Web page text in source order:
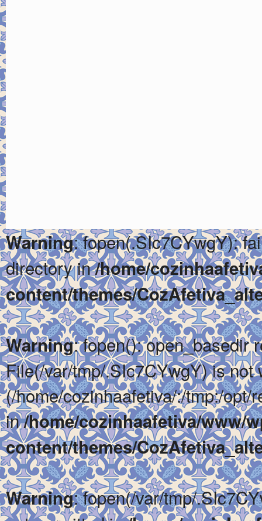
Warning: fopen(.SIc7CYwgY):
directory in/home/
content/themes/
Warning: fopen(): open_basedir
File(/var/tmp/.SIc7CYwgY) is
(/home/cozinhaafetiva/:/tmp:/
in/home/cozinhaafetiva/www/
content/themes/
Warning: fopen(/var/tmp/